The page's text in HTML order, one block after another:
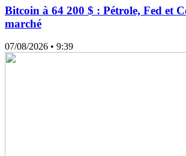
Bitcoin à 64 200 $ : Pétrole, Fed et
marché
07/08/2026 • 9:39